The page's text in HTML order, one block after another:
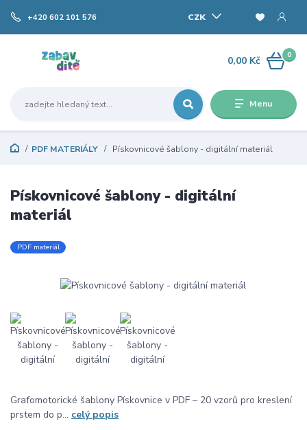
Menu
CZK
+420 602 101 576
0
0,00 Kč
PDF MATERIÁLY Pískovnicové šablony - digitální materiál
Pískovnicové šablony - digitální
materiál
PDF materiál
Grafomotorické šablony Pískovnice v PDF – 20 vzorů pro kreslení
prstem do p... celý popis